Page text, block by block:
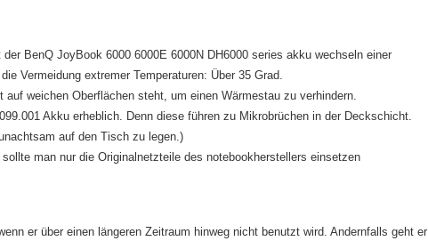
BenQ JoyBook 6000 6000E 6000N DH6000 series akku wechseln einer
Vermeidung extremer Temperaturen: Über 35 Grad.
weichen Oberflächen steht, um einen Wärmestau zu verhindern.
Akku erheblich. Denn diese führen zu Mikrobrüchen in der Deckschicht.
auf den Tisch zu legen.)
man nur die Originalnetzteile des notebookherstellers einsetzen
er über einen längeren Zeitraum hinweg nicht benutzt wird. Andernfalls geht er